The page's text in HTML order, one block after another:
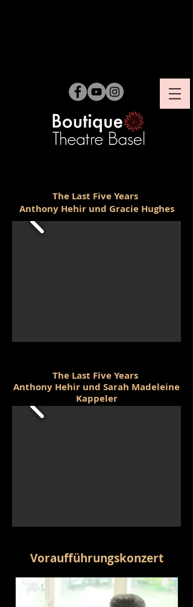
The Last Five Years
Anthony Hehir und Gracie Hughes
The Last Five Years
Anthony Hehir und Sarah Madeleine
Kappeler
Voraufführungskonzert